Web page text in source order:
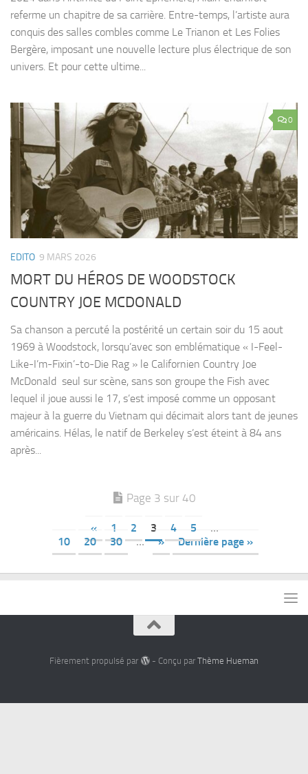
referme un chapitre de sa carrière. Entre-temps, l’artiste aura
conquis des salles combles comme Le Trianon et Les Folies
Bergère, imposant une nouvelle lecture plus électrique de son
univers. Et pour cette ultime...
0
EDITO 9 MARS 2026
MORT DU HÉROS DE WOODSTOCK
COUNTRY JOE MCDONALD
Sa chanson a percuté la postérité un certain soir du 15 aout
1969 à Woodstock, lorsqu’avec son emblématique « I-Feel-
Like-I’m-Fixin’-to-Die Rag » le Californien Country Joe
McDonald seul sur scène, sans son groupe the Fish avec
lequel il joue aussi le 17, s’est imposé comme un opposant
majeur à la guerre du Vietnam qui décimait alors tant de jeunes
américains. Hélas, le natif de Berkeley s’est éteint à 84 ans
après...
Page 3 sur 40
« 1 2 3 4 5
…
10
20 30 … » Dernière page »
Fièrement propulsé par - Conçu par Thème Hueman